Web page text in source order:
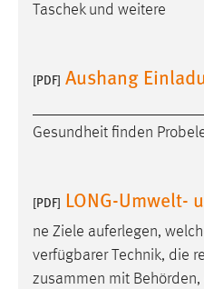
Taschek und weitere
[PDF] Aushang
Gesundheit finden
[PDF] LONG-Umwelt-
ne Ziele auferlegen,
verfügbarer Technik, die
zusammen mit
des
Name:
in
Sprachpräferenz